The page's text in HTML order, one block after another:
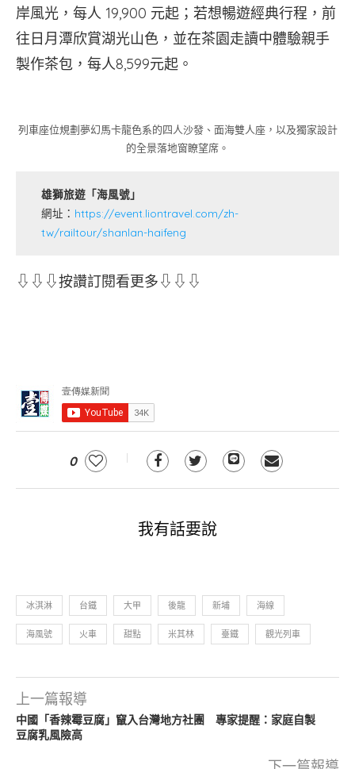
岸風光，每人 19,900 元起；若想暢遊經典行程，前
往日月潭欣賞湖光山色，並在茶園走讀中體驗親手
製作茶包，每人8,599元起。
列車座位規劃夢幻馬卡龍色系的四人沙發、面海雙人座，以及獨家設計
的全景落地窗瞭望席。
雄獅旅遊「海風號」
網址： https://event.liontravel.com/zh-
tw/railtour/shanlan-haifeng
⇩⇩⇩按讚訂閱看更多⇩⇩⇩
0
我有話要說
冰淇淋 台鐵 大甲 後龍 新埔 海線
海風號 火車 甜點 米其林 臺鐵 觀光列車
上一篇報導
中國「香辣霉豆腐」竄入台灣地方社團 專家提醒：家庭自製
豆腐乳風險高